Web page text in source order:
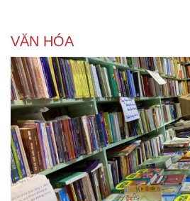
VĂN HÓA